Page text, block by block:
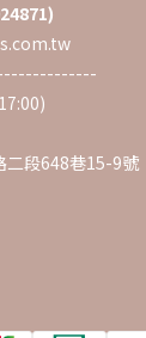
二段648巷15-9號